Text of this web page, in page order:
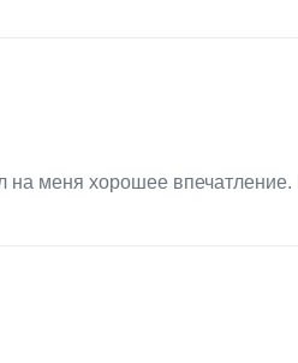
на меня хорошее впечатление.